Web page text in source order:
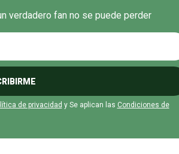
verdadero fan no se puede perder
de privacidad y Se aplican las Condiciones de